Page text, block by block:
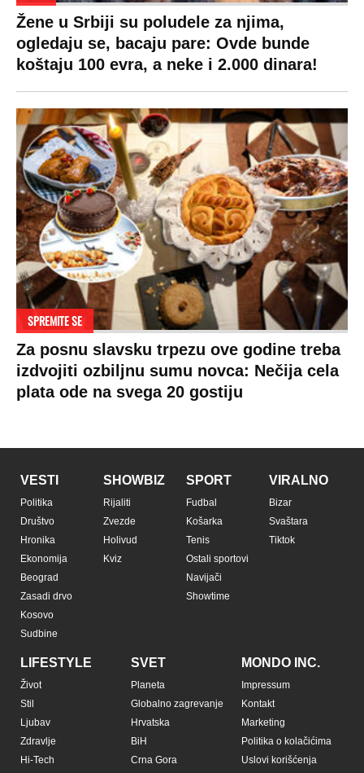
Žene u Srbiji su poludele za njima,
ogledaju se, bacaju pare: Ovde bunde
koštaju 100 evra, a neke i 2.000 dinara!
SPREMITE SE
Za posnu slavsku trpezu ove godine treba
izdvojiti ozbiljnu sumu novca: Nečija cela
plata ode na svega 20 gostiju
VESTI
Politika
Društvo
Hronika
Ekonomija
Beograd
Zasadi drvo
Kosovo
Sudbine
SHOWBIZ
Rijaliti
Zvezde
Holivud
Kviz
SPORT
Fudbal
Košarka
Tenis
Ostali sportovi
Navijači
Showtime
VIRALNO
Bizar
Svaštara
Tiktok
LIFESTYLE
Život
Stil
Ljubav
Zdravlje
Hi-Tech
SVET
Planeta
Globalno zagrevanje
Hrvatska
BiH
Crna Gora
MONDO INC.
Impressum
Kontakt
Marketing
Politika o kolačićima
Uslovi korišćenja